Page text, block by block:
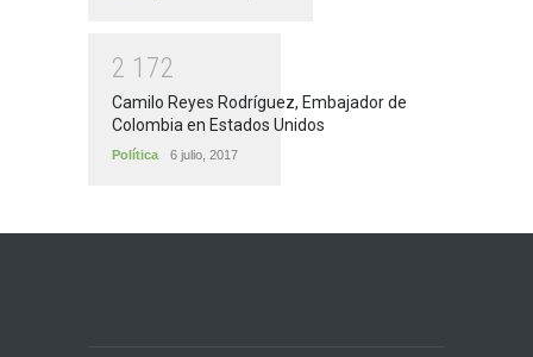
2 1 72
Camilo Reyes Rodríguez, Embajador de
Colombia en Estados Unidos
Política 6 julio, 2017